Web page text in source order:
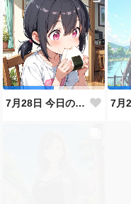
7月28日 今日のなばなけ